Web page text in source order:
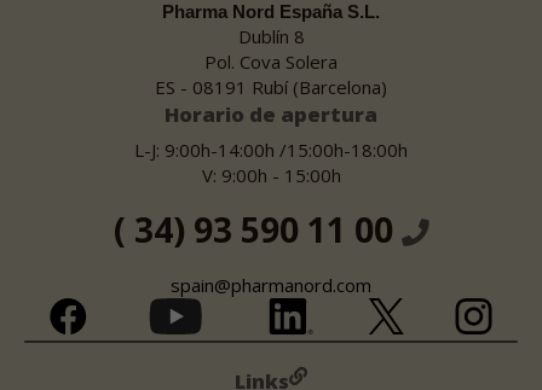
Pharma Nord España S.L.
Dublín 8
Pol. Cova Solera
ES - 08191 Rubí (Barcelona)
Horario de apertura
L-J: 9:00h-14:00h /15:00h-18:00h
V: 9:00h - 15:00h
( 34) 93 590 11 00
spain@pharmanord.com
Links